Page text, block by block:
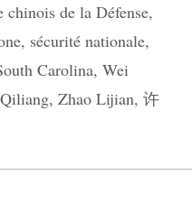
chinois de la Défense,
, sécurité nationale,
Carolina, Wei
, Zhao Lijian, 许